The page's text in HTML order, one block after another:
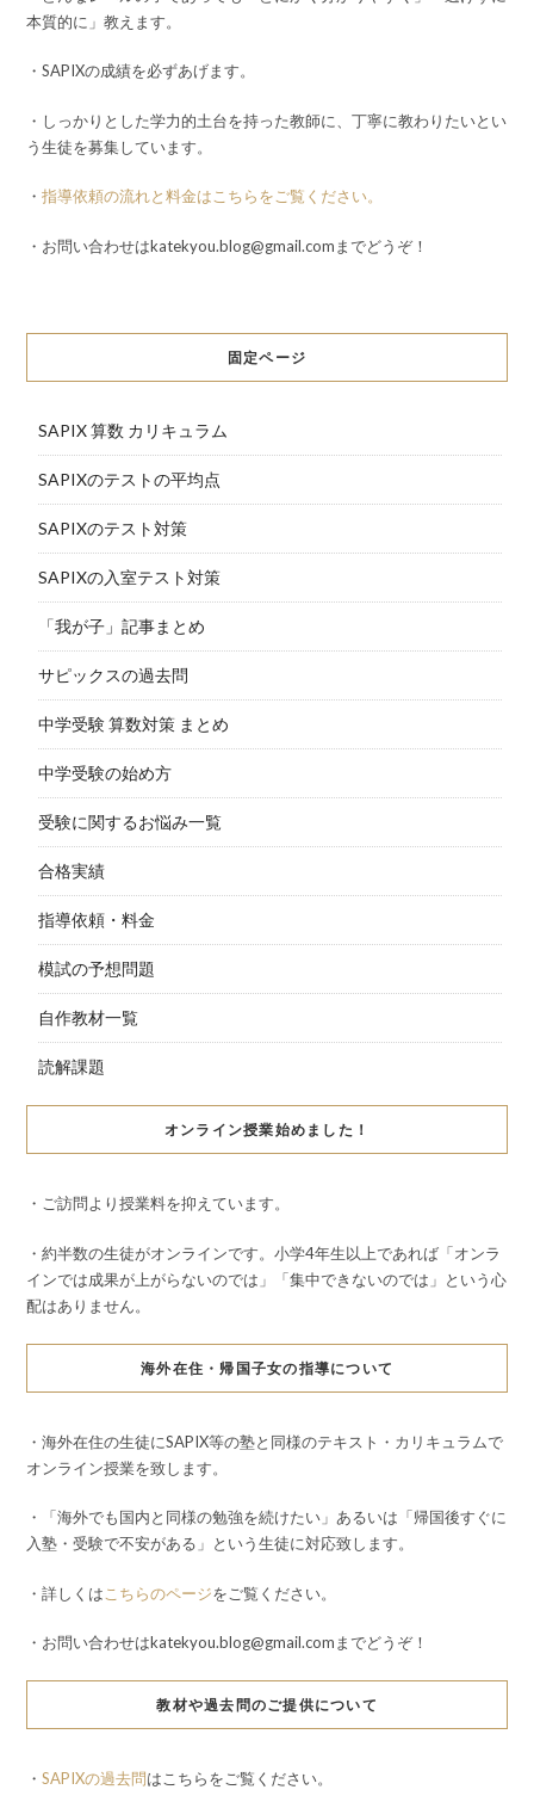
本質的に」教えます。
・SAPIXの成績を必ずあげます。
・しっかりとした学力的土台を持った教師に、丁寧に教わりたいとい
う生徒を募集しています。
・ 指導依頼の流れと料金はこちらをご覧ください。
・お問い合わせはkatekyou.blog@gmail.comまでどうぞ！
固定ページ
SAPIX 算数 カリキュラム
SAPIXのテストの平均点
SAPIXのテスト対策
SAPIXの入室テスト対策
「我が子」記事まとめ
サピックスの過去問
中学受験 算数対策 まとめ
中学受験の始め方
受験に関するお悩み一覧
合格実績
指導依頼・料金
模試の予想問題
自作教材一覧
読解課題
オンライン授業始めました！
・ご訪問より授業料を抑えています。
・約半数の生徒がオンラインです。小学4年生以上であれば「オンラ
インでは成果が上がらないのでは」「集中できないのでは」という心
配はありません。
海外在住・帰国子女の指導について
・海外在住の生徒にSAPIX等の塾と同様のテキスト・カリキュラムで
オンライン授業を致します。
・「海外でも国内と同様の勉強を続けたい」あるいは「帰国後すぐに
入塾・受験で不安がある」という生徒に対応致します。
・詳しくは こちらのページをご覧ください。
・お問い合わせはkatekyou.blog@gmail.comまでどうぞ！
教材や過去問のご提供について
・ SAPIXの過去問はこちらをご覧ください。